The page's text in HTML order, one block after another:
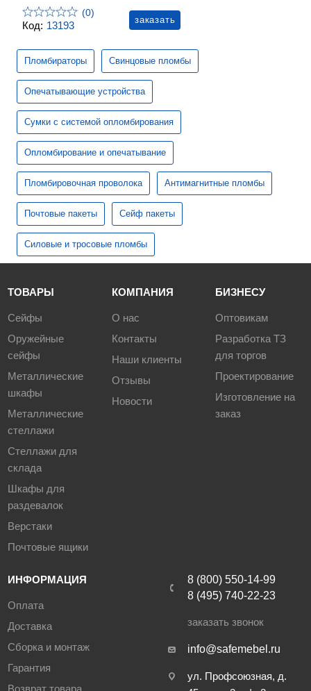
Код: 13193
(0)
заказать
Пломбираторы Свинцовые пломбы
Опечатывающие устройства
Сумки с системой опломбирования
Опломбирование и опечатывание
Пломбировочная проволока Антимагнитные пломбы
Почтовые пакеты Сейф пакеты
Силовые и тросовые пломбы
ТОВАРЫ
Сейфы
Оружейные
сейфы
Металлические
шкафы
Металлические
стеллажи
Стеллажи для
склада
Шкафы для
раздевалок
Верстаки
Почтовые ящики
КОМПАНИЯ
О нас
Контакты
Наши клиенты
Отзывы
Новости
БИЗНЕСУ
Оптовикам
Разработка ТЗ
для торгов
Проектирование
Изготовление на
заказ
ИНФОРМАЦИЯ
Оплата
Доставка
Сборка и монтаж
Гарантия
8 (800) 550-14-99
8 (495) 740-22-23
заказать звонок
info@safemebel.ru
ул. Профсоюзная, д.